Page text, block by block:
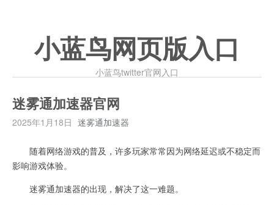
小蓝鸟网页版入口
小蓝鸟twitter官网入口
迷雾通加速器官网
2025年1月18日 迷雾通加速器
随着网络游戏的普及，许多玩家常常因为网络延迟或不稳定而
影响游戏体验。
迷雾通加速器的出现，解决了这一难题。